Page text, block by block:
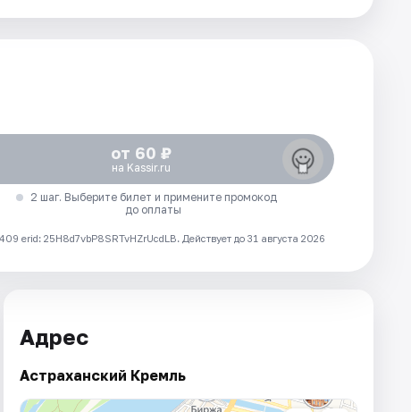
от 60 ₽
на Kassir.ru
2 шаг. Выберите билет и примените промокод
до оплаты
25H8d7vbP8SRTvHZrUcdLB. Действует до 31 августа 2026
Адрес
Астраханский Кремль